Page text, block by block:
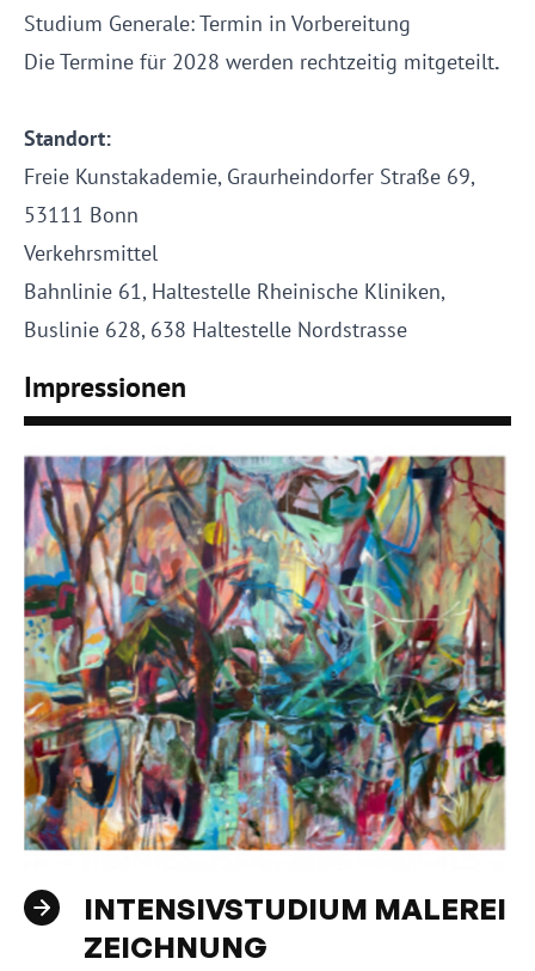
Studium Generale: Termin in Vorbereitung
Die Termine für 2028 werden rechtzeitig mitgeteilt.
Standort:
Freie Kunstakademie, Graurheindorfer Straße 69,
53111 Bonn
Verkehrsmittel
Bahnlinie 61, Haltestelle Rheinische Kliniken,
Buslinie 628, 638 Haltestelle Nordstrasse
Impressionen
INTENSIVSTUDIUM MALEREI
ZEICHNUNG